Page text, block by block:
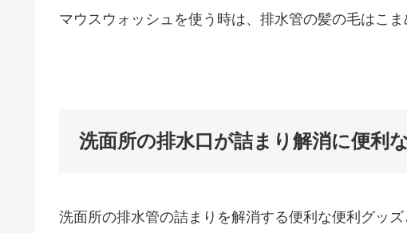
マウスウォッシュを使う時は、排水管の髪の毛はこま
洗面所の排水口が詰まり解消に便利
洗面所の排水管の詰まりを解消する便利な便利グッ